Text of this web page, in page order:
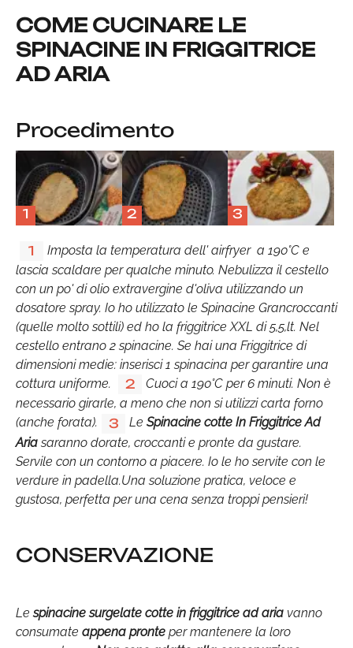
COME CUCINARE LE
SPINACINE IN FRIGGITRICE
AD ARIA
Procedimento
1 2 3
1
Imposta la temperatura dell' airfryer a 190°C e
lascia scaldare per qualche minuto. Nebulizza il cestello
con un po' di olio extravergine d'oliva utilizzando un
dosatore spray. Io ho utilizzato le Spinacine Grancroccanti
(quelle molto sottili) ed ho la friggitrice XXL di 5,5,lt. Nel
cestello entrano 2 spinacine. Se hai una Friggitrice di
dimensioni medie: inserisci 1 spinacina per garantire una
cottura uniforme.
2
Cuoci a 190°C per 6 minuti. Non è
necessario girarle, a meno che non si utilizzi carta forno
(anche forata).
3 Le Spinacine cotte In Friggitrice Ad
Ariasaranno dorate, croccanti e pronte da gustare.
Servile con un contorno a piacere. Io le ho servite con le
verdure in padella.Una soluzione pratica, veloce e
gustosa, perfetta per una cena senza troppi pensieri!
CONSERVAZIONE
Lespinacine surgelate cotte in friggitrice ad aria vanno
consumate appena pronte per mantenere la loro